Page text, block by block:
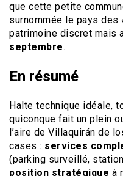
que cette petite
surnommée le pays des
patrimoine discret mais
septembre.
En résumé
Halte technique idéale,
quiconque fait un plein
l’aire de Villaquirán de
cases : services
(parking surveillé,
position stratégique à